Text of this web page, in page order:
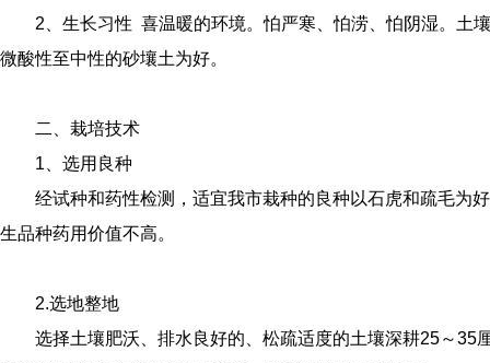
2、生长习性 喜温暖的环境。怕严寒、怕涝、怕阴湿。土
微酸性至中性的砂壤土为好。
二、栽培技术
1、选用良种
经试种和药性检测，适宜我市栽种的良种以石虎和疏毛为
生品种药用价值不高。
2.选地整地
选择土壤肥沃、排水良好的、松疏适度的土壤深耕25～35